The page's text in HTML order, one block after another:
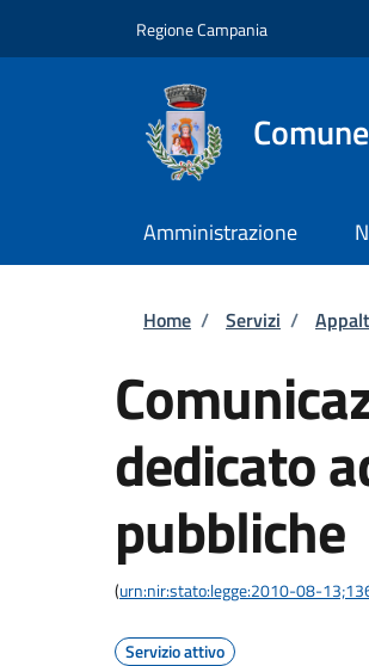
Regione Campania
Amministrazione
Briciole di
Home / Servizi /
dedicato
pubbliche
(urn:nir:stato:legge:2010-08-
Servizio attivo